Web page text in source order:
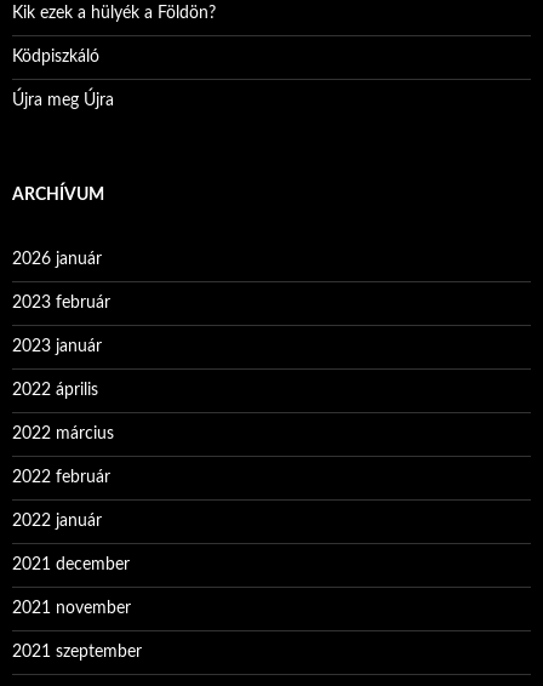
Kik ezek a hülyék a Földön?
Ködpiszkáló
Újra meg Újra
ARCHÍVUM
2026 január
2023 február
2023 január
2022 április
2022 március
2022 február
2022 január
2021 december
2021 november
2021 szeptember